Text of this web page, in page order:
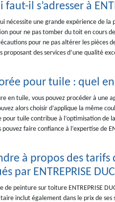
il s’adresser à
nécessite une grande expérience de la
pour ne pas tomber du toit en cours
pour ne pas altérer les pièces
proposant des services d’une qualité
pour tuile : quel en
en tuile, vous pouvez procéder à une
alors choisir d’applique la même
tuile contribue à l’optimisation de
faire confiance à l’expertise de
à propos des tarifs
ENTREPRISE
peinture sur toiture ENTREPRISE
inclut également dans le prix de ses